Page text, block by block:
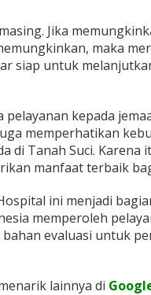
Jika
maka
siap untuk
kepada
memperhatikan
di Tanah Suci. Karena
manfaat terbaik
ini menjadi
memperoleh
evaluasi untuk
lainnya di